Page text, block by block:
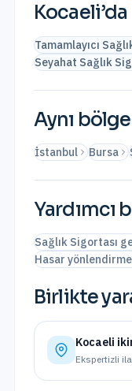
Kocaeli
Tamamlayıcı
Seyahat Sağlık
Aynı
İstanbul Bursa
Yardımcı
Sağlık Sigortası
Hasar
Birlikte
Kocaeli
Ekspertizli